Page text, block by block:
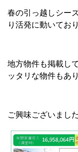
春の引っ越しシー
り活発に動いてお
地方物件も掲載し
ッタリな物件もあ
ご興味ございまし